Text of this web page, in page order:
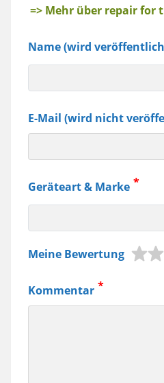
=> Mehr über repair for
Name (wird
E-Mail (wird nicht
Geräteart & Marke
Jura
Samsung
Meine Bewertung
Kommentar